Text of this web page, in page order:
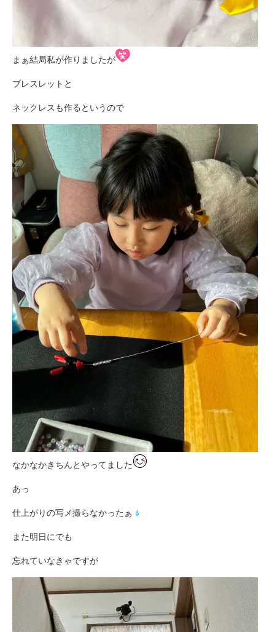
まぁ結局私が作りましたが
ブレスレットと
ネックレスも作るというので
なかなかきちんとやってました
あっ
仕上がりの写メ撮らなかったぁ
また明日にでも
忘れていなきゃですが